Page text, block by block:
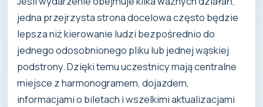
jedna przejrzysta strona docelowa często będzie
lepsza niż kierowanie ludzi bezpośrednio do
jednego odosobnionego pliku lub jednej wąskiej
podstrony. Dzięki temu uczestnicy mają centralne
miejsce z harmonogramem, dojazdem,
informacjami o biletach i wszelkimi aktualizacjami